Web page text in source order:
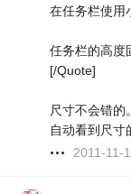
在任务栏使用
任务栏的高度
[/Quote]
尺寸不会错的
自动看到尺寸
2011-11-